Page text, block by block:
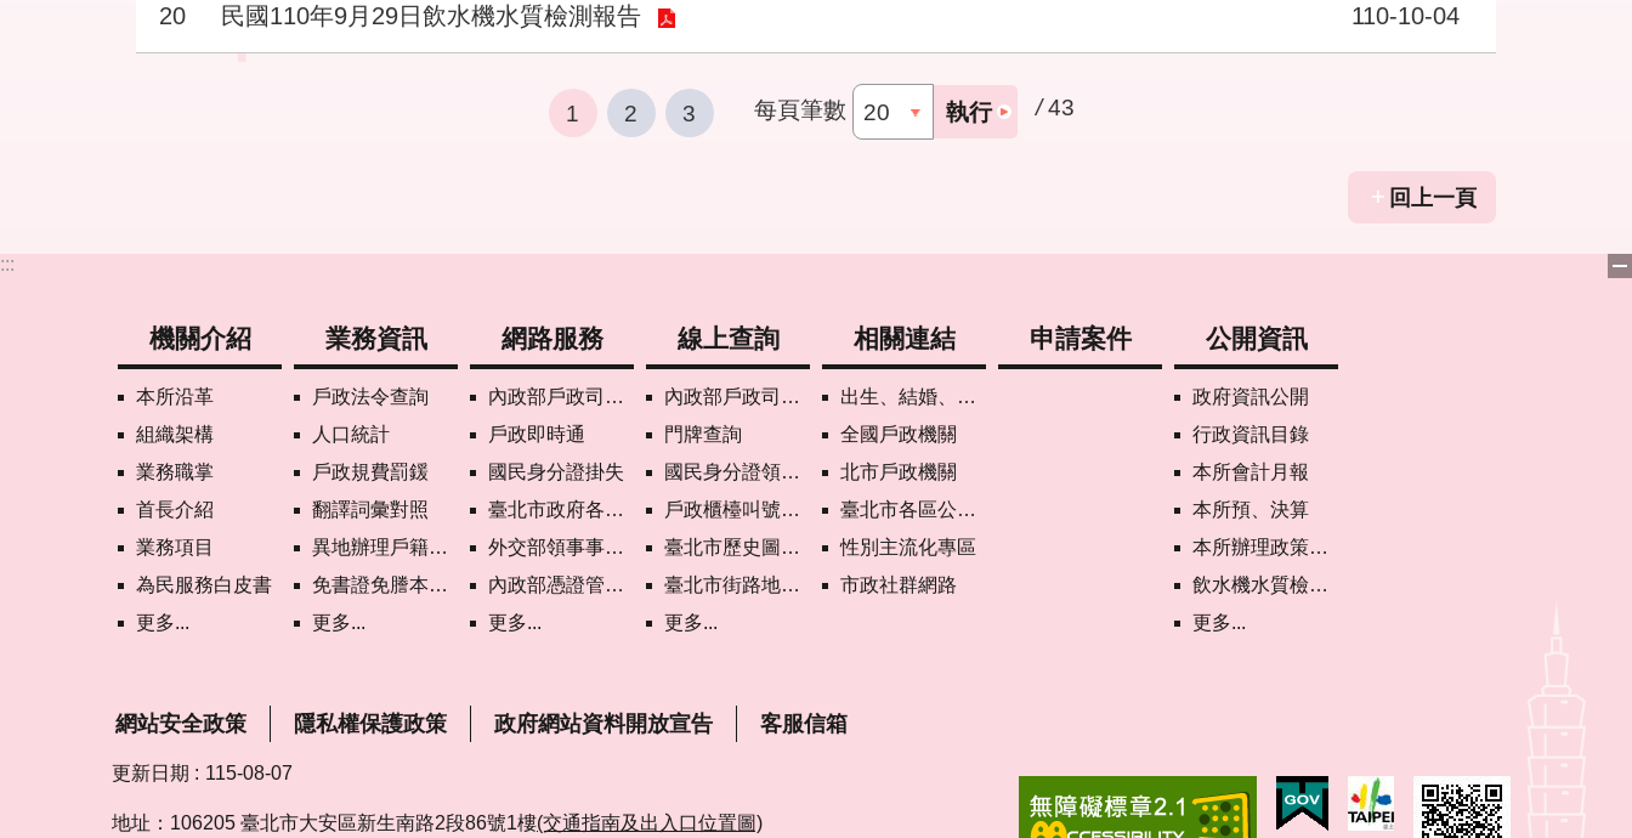
20 民國110年9月29日飲水機水質檢測報告 110-10-04
1 2 3 每頁筆數 執行 / 43
回上一頁
:::
機關介紹
本所沿革
組織架構
業務職掌
首長介紹
業務項目
為民服務白皮書
更多...
業務資訊
戶政法令查詢
人口統計
戶政規費罰鍰
翻譯詞彙對照
異地辦理戶籍登記項目
免書證免謄本服務
更多...
網路服務
內政部戶政司網路線上預約
戶政即時通
國民身分證掛失
臺北市政府各機關網路電話
外交部領事事務局首次申請護照親辦作業說明
內政部憑證管理中心自然人憑證作業說明
更多...
線上查詢
內政部戶政司國籍案件進度查詢
門牌查詢
國民身分證領補換資料查詢
戶政櫃檯叫號進度查詢
臺北市歷史圖資展示系統
臺北市街路地名譯名系統
更多...
相關連結
出生、結婚、遷入、離婚及死亡5大類生活實用手冊
全國戶政機關
北市戶政機關
臺北市各區公所網站
性別主流化專區
市政社群網路
申請案件 公開資訊
政府資訊公開
行政資訊目錄
本所會計月報
本所預、決算
本所辦理政策宣導執行情形表
飲水機水質檢驗專區
更多...
網站安全政策 隱私權保護政策 政府網站資料開放宣告 客服信箱
更新日期 115-08-07
地址：106205 臺北市大安區新生南路2段86號1樓(交通指南及出入口位置圖)